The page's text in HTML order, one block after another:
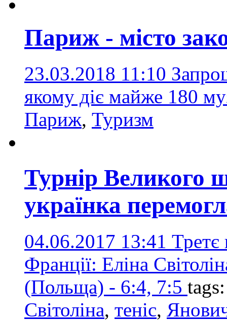
Париж - місто
23.03.2018 11:10
якому діє майже 180
Париж, Туризм
Турнір Великого
українка
04.06.2017 13:41 Третє
Франції: Еліна
(Польща) - 6:4, 7:5
Світоліна, теніс,